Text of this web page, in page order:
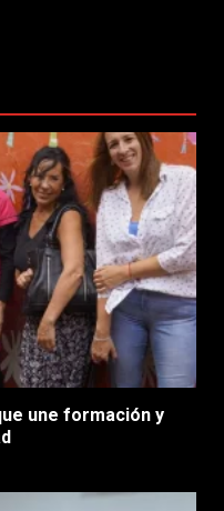
une formación y